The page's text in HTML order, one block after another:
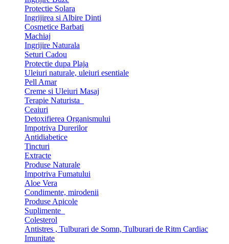
Protectie Solara
Ingrijirea si Albire Dinti
Cosmetice Barbati
Machiaj
Ingrijire Naturala
Seturi Cadou
Protectie dupa Plaja
Uleiuri naturale, uleiuri esentiale
Pell Amar
Creme si Uleiuri Masaj
Terapie Naturista
Ceaiuri
Detoxifierea Organismului
Impotriva Durerilor
Antidiabetice
Tincturi
Extracte
Produse Naturale
Impotriva Fumatului
Aloe Vera
Condimente, mirodenii
Produse Apicole
Suplimente
Colesterol
Antistres , Tulburari de Somn, Tulburari de Ritm Cardiac
Imunitate